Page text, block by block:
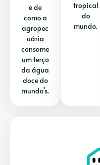
e de
como a
agropec
uária
consome
um terço
da água
doce do
mundo’s.
tropical
do
mundo.